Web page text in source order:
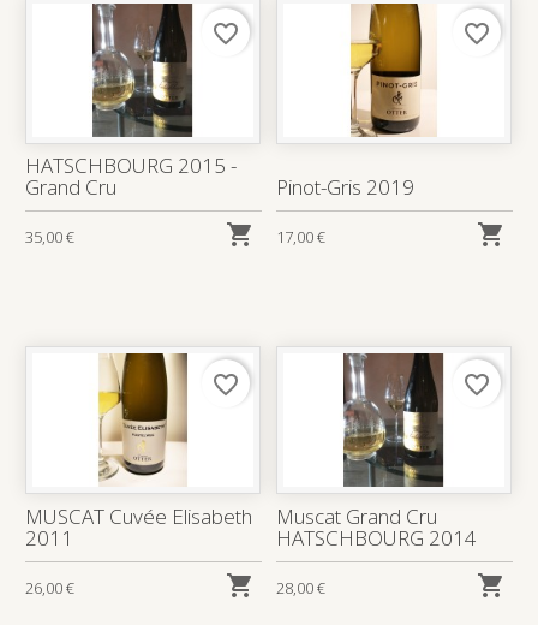
HATSCHBOURG 2015 -
Grand Cru
35,00 € 
favorite_border
Pinot-Gris 2019
17,00 € 
favorite_border
MUSCAT Cuvée Elisabeth
2011
26,00 € 
favorite_border
Muscat Grand Cru
HATSCHBOURG 2014
28,00 € 
favorite_border